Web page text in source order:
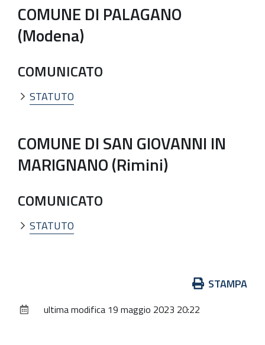
COMUNE DI PALAGANO
(Modena)
COMUNICATO
STATUTO
COMUNE DI SAN GIOVANNI IN
MARIGNANO (Rimini)
COMUNICATO
STATUTO
documento
STAMPA
ultima modifica 19 maggio 2023 20:22